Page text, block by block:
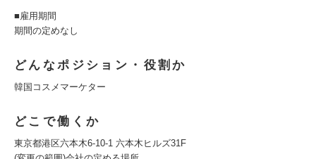
■雇用期間
期間の定めなし
どんなポジション・役割か
韓国コスメマーケター
どこで働くか
東京都港区六本木6-10-1 六本木ヒルズ31F